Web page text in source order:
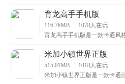
通
育龙高手手机版
116.76MB 1078 人在玩
育龙高手手机版是一款卡通风
素，给
米加小镇世界正版
515.01MB 1018 人在玩
米加小镇世界正版是一款卡通